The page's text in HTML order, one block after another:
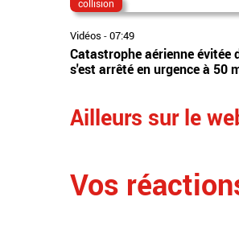
collision
Vidéos -07:49
Catastrophe aérienne évitée
s'est arrêté en urgence à 50
Ailleurs sur le
Vos